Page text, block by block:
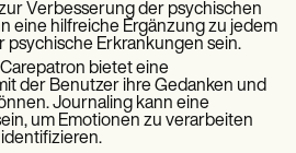
Verbesserung der psychischen
eine hilfreiche Ergänzung zu jedem
psychische Erkrankungen sein.
Carepatron bietet eine
der Benutzer ihre Gedanken und
Journaling kann eine
um Emotionen zu verarbeiten